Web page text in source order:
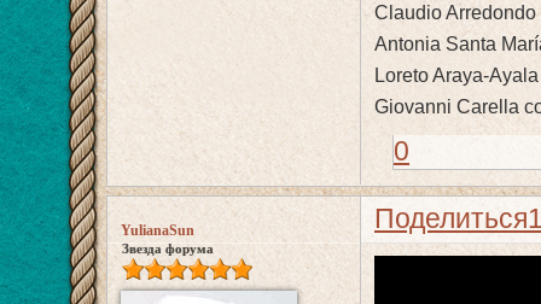
Claudio
Antonia Santa
Loreto Araya-
Giovanni Carella
0
Поделиться
YulianaSun
Звезда форума